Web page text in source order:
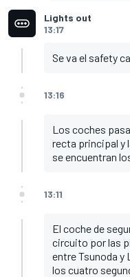
Lights out
13:17
Se va el safety
13:16
Los coches
recta principal y
se encuentran
13:11
El coche de
circuito por las
entre Tsunoda y
los cuatro